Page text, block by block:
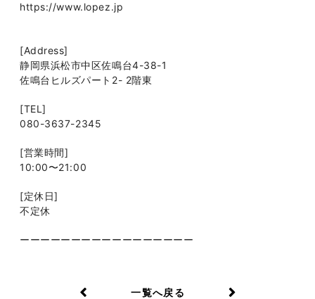
https://www.lopez.jp
[Address]
静岡県浜松市中区佐鳴台4-38-1
佐鳴台ヒルズパート2- 2階東
[TEL]
080-3637-2345
[営業時間]
10:00〜21:00
[定休日]
不定休
ーーーーーーーーーーーーーーーーー
一覧へ戻る